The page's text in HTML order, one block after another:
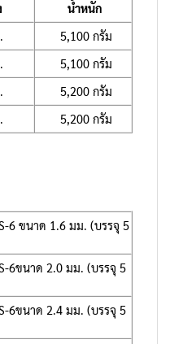
น้ำหนัก
5,100 กรัม
5,100 กรัม
5,200 กรัม
5,200 กรัม
6 ขนาด 1.6 มม. (บรรจุ 5
6ขนาด 2.0 มม. (บรรจุ 5
6ขนาด 2.4 มม. (บรรจุ 5